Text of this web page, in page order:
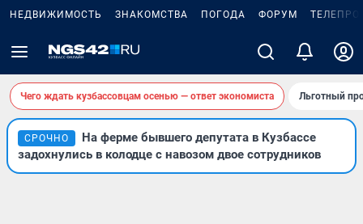
НЕДВИЖИМОСТЬ ЗНАКОМСТВА ПОГОДА ФОРУМ
Чего ждать кузбассовцам осенью — ответ экономиста Льготный
СРОЧНО
На ферме бывшего депутата в Кузбассе
задохнулись в колодце с навозом двое сотрудников